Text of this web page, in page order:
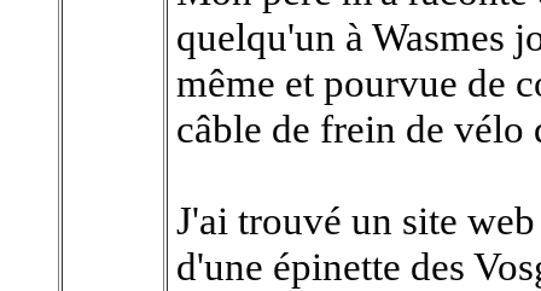
quelqu'un à Wasmes
même et pourvue de
câble de frein de vélo
J'ai trouvé un site
d'une épinette des